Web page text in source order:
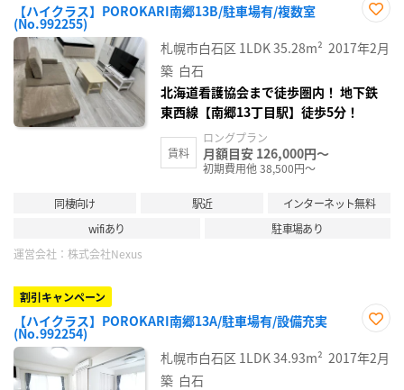
【ハイクラス】POROKARI南郷13B/駐車場有/複数室
(No.992255)
に入
り登
札幌市白石区 1LDK35.28m² 2017年2月
築 白石
北海道看護協会まで徒歩圏内！ 地下鉄
東西線【南郷13丁目駅】徒歩5分！
賃料
ロングプラン
月額目安 126,000円～
初期費用他 38,500円～
同棲向け 駅近
インターネット無料
wifiあり
駐車場あり
運営会社： 株式会社Nexus
割引キャンペーン
【ハイクラス】POROKARI南郷13A/駐車場有/設備充実
(No.992254)
に入
り登
札幌市白石区 1LDK34.93m² 2017年2月
築 白石